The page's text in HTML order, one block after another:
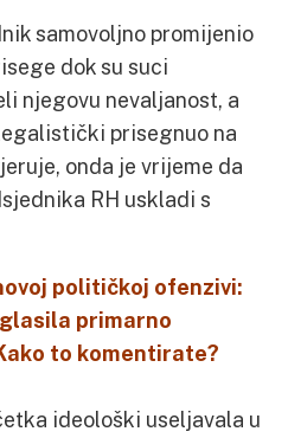
samovoljno promijenio
dok su suci
njegovu nevaljanost, a
prisegnuo na
onda je vrijeme da
RH uskladi s
političkoj ofenzivi:
primarno
to komentirate?
ideološki useljavala u